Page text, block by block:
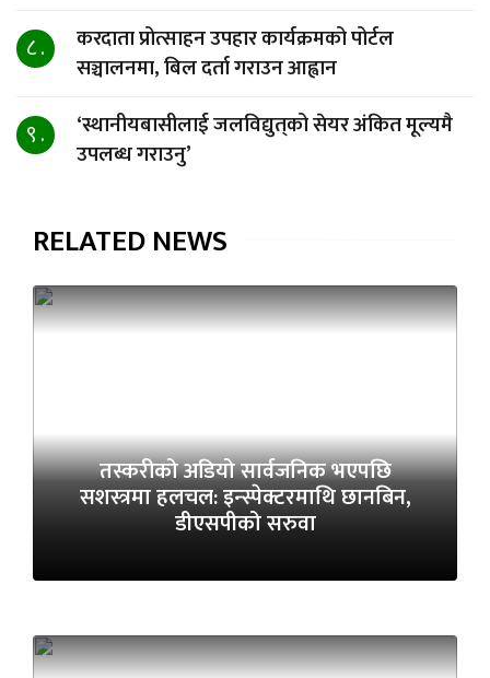
८ .
करदाता प्रोत्साहन उपहार कार्यक्रमको पोर्टल
सञ्चालनमा, बिल दर्ता गराउन आह्वान
९ .
‘स्थानीयबासीलाई जलविद्युत्‌को सेयर अंकित मूल्यमै
उपलब्ध गराउनु’
RELATED NEWS
तस्करीको अडियो सार्वजनिक भएपछि
सशस्त्रमा हलचल: इन्स्पेक्टरमाथि छानबिन,
डीएसपीको सरुवा